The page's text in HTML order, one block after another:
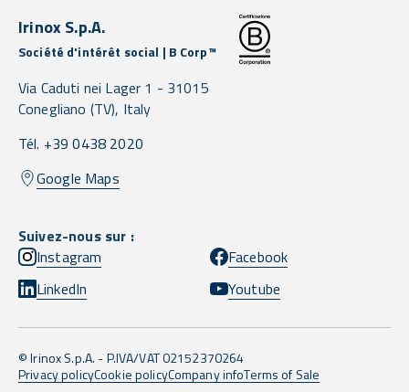
Irinox S.p.A.
Société d'intérêt social | B Corp™
Via Caduti nei Lager 1 - 31015
Conegliano (TV), Italy
Tél. +39 0438 2020
Google Maps
Suivez-nous sur :
Instagram
Facebook
LinkedIn
Youtube
© Irinox S.p.A. - P.IVA/VAT 02152370264
Privacy policyCookie policyCompany infoTerms of Sale